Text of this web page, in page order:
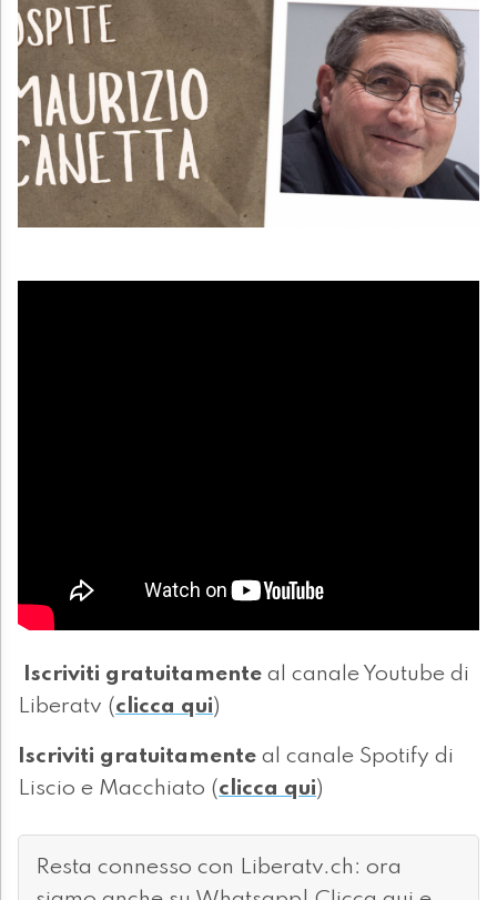
Iscriviti gratuitamente al canale Youtube di
Liberatv (clicca qui)
Iscriviti gratuitamente al canale Spotify di
Liscio e Macchiato (clicca qui)
Resta connesso con Liberatv.ch: ora